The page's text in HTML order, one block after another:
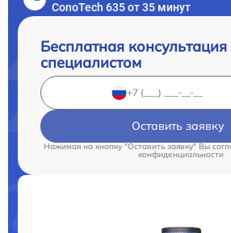
ConoTech 635 от 35 минут
Бесплатная консультация
специалистом
Оставить заявку
Нажимая на кнопку "Оставить заявку" Вы
конфиденциальности